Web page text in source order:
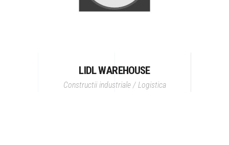
LIDL WAREHOUSE
Constructii industriale / Logistica